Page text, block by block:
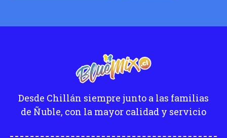
Desde Chillán siempre junto a las familias
de Ñuble, con la mayor calidad y servicio